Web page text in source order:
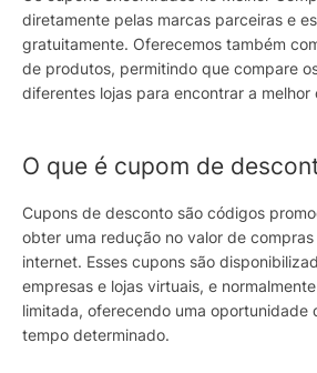
diretamente pelas marcas parceiras e
gratuitamente. Oferecemos também
de produtos, permitindo que compare
diferentes lojas para encontrar a melhor
O que é cupom de
Cupons de desconto são códigos
obter uma redução no valor de
internet. Esses cupons são
empresas e lojas virtuais, e
limitada, oferecendo uma oportunidade
tempo determinado.